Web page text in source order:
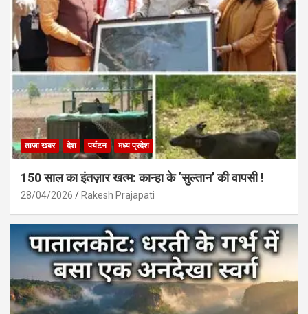
ताजा खबर देश पर्यटन मध्य प्रदेश
150 साल का इंतज़ार खत्म: कान्हा के ‘सुल्तान’ की वापसी !
28/04/2026 Rakesh Prajapati